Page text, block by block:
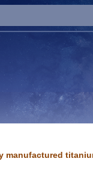
manufactured